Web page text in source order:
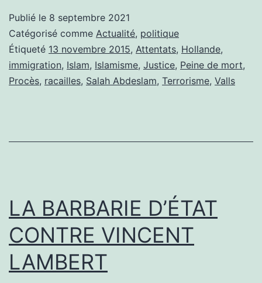
13
NOVEMBRE:
JUSTICE,
Publié le 8 septembre 2021
Catégorisé comme Actualité, politique
Étiqueté 13 novembre 2015, Attentats, Hollande,
immigration, Islam, Islamisme, Justice, Peine de mort,
Procès, racailles, Salah Abdeslam, Terrorisme, Valls
LA BARBARIE D’ÉTAT
CONTRE VINCENT
LAMBERT